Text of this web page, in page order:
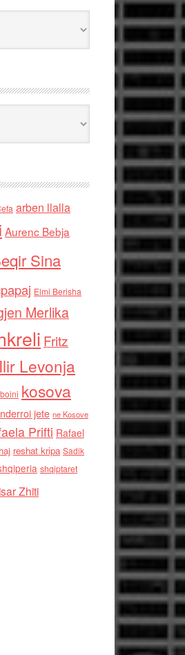
arben llalla
Aurenc Bebja
Sina
Elmi Berisha
Merlika
Fritz
Ilir Levonja
kosova
nderroi jete ne Kosove
Prifti Rafael
reshat kripa Sadik
shqiptaret
Zhiti